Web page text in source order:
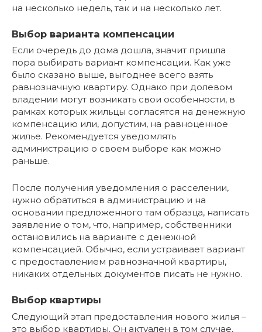
на несколько недель, так и на несколько лет.
Выбор варианта компенсации
Если очередь до дома дошла, значит пришла
пора выбирать вариант компенсации. Как уже
было сказано выше, выгоднее всего взять
равнозначную квартиру. Однако при долевом
владении могут возникать свои особенности, в
рамках которых жильцы согласятся на денежную
компенсацию или, допустим, на равноценное
жилье. Рекомендуется уведомлять
администрацию о своем выборе как можно
раньше.
После получения уведомления о расселении,
нужно обратиться в администрацию и на
основании предложенного там образца, написать
заявление о том, что, например, собственники
остановились на варианте с денежной
компенсацией. Обычно, если устраивает вариант
с предоставлением равнозначной квартиры,
никаких отдельных документов писать не нужно.
Выбор квартиры
Следующий этап предоставления нового жилья –
это выбор квартиры. Он актуален в том случае,